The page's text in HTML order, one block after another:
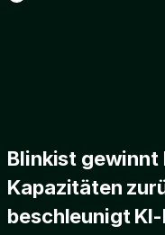
Blinkist gewinnt
Kapazitäten
beschleunigt